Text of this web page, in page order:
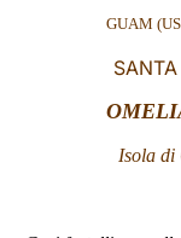
GUAM
Isola di